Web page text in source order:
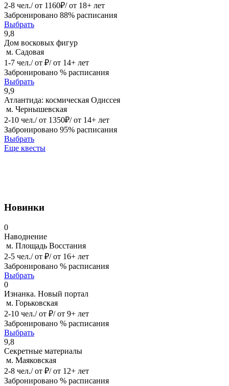
2-8 чел./ от 1160₽/ от 18+ лет
Забронировано 88% расписания
Выбрать
9,8
Дом восковых фигур
м. Садовая
1-7 чел./ от ₽/ от 14+ лет
Забронировано % расписания
Выбрать
9,9
Атлантида: космическая Одиссея
м. Чернышевская
2-10 чел./ от 1350₽/ от 14+ лет
Забронировано 95% расписания
Выбрать
Еще квесты
Новинки
0
Наводнение
м. Площадь Восстания
2-5 чел./ от ₽/ от 16+ лет
Забронировано % расписания
Выбрать
0
Изнанка. Новый портал
м. Горьковская
2-10 чел./ от ₽/ от 9+ лет
Забронировано % расписания
Выбрать
9,8
Секретные материалы
м. Маяковская
2-8 чел./ от ₽/ от 12+ лет
Забронировано % расписания